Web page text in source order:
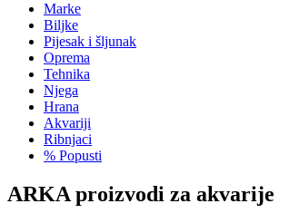
Marke
Biljke
Pijesak i šljunak
Oprema
Tehnika
Njega
Hrana
Akvariji
Ribnjaci
% Popusti
ARKA proizvodi za akvarije